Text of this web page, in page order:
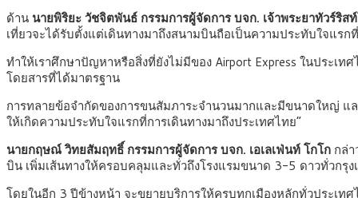
ด้าน นายพิริยะ วัชจิตพันธ์ กรรมการผู้จัดการ บจก. เจ้าพระยาทัวร์ริส
เที่ยวจะได้รับตั้งแต่เดินทางมาถึงสนามบินถือเป็นความประทับใจแร
ทำให้เราศึกษาปัญหาหรือสิ่งที่ยังไม่มีของ Airport Express ในประเ
โดยสารที่ได้มาตรฐาน
การทลายข้อจำกัดของการขนสัมภาระจำนวนมากและมีขนาดใหญ่ แ
ให้เกิดความประทับใจแรกที่การเดินทางมาถึงประเทศไทย”
นายกฤษณ์ วิทยสัมฤทธิ์ กรรมการผู้จัดการ บจก. เอเลเฟ่นท์ โกโก กล่
บิน เพิ่มเส้นทางให้ครอบคลุมและทั่วถึงโรงแรมขนาด 3-5 ดาวทั่วกรุ
โดยในอีก 3 ปีข้างหน้า จะขยายบริการให้ครบทุกเมืองหลักทั่วประเท